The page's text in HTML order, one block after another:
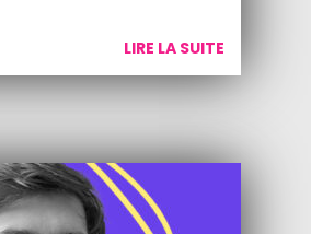
LIRE LA SUITE